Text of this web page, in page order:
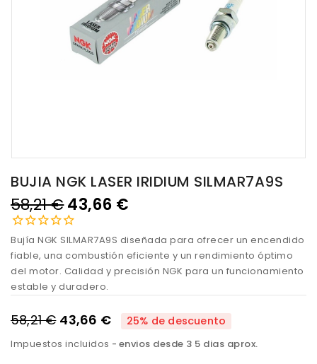
BUJIA NGK LASER IRIDIUM SILMAR7A9S
58,21 €43,66 €
Bujía NGK SILMAR7A9S diseñada para ofrecer un encendido
fiable, una combustión eficiente y un rendimiento óptimo
del motor. Calidad y precisión NGK para un funcionamiento
estable y duradero.
58,21 € 43,66 € 25% de descuento
Impuestos incluidos envios desde 3 5 dias aprox.